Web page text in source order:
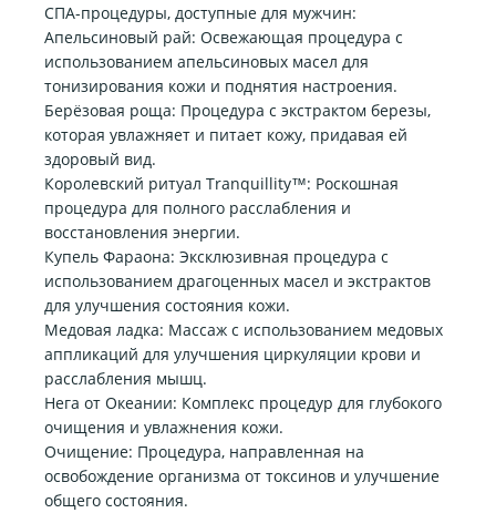
СПА-процедуры, доступные для мужчин:
Апельсиновый рай: Освежающая процедура с
использованием апельсиновых масел для
тонизирования кожи и поднятия настроения.
Берёзовая роща: Процедура с экстрактом березы,
которая увлажняет и питает кожу, придавая ей
здоровый вид.
Королевский ритуал Tranquillity™: Роскошная
процедура для полного расслабления и
восстановления энергии.
Купель Фараона: Эксклюзивная процедура с
использованием драгоценных масел и экстрактов
для улучшения состояния кожи.
Медовая ладка: Массаж с использованием медовых
аппликаций для улучшения циркуляции крови и
расслабления мышц.
Нега от Океании: Комплекс процедур для глубокого
очищения и увлажнения кожи.
Очищение: Процедура, направленная на
освобождение организма от токсинов и улучшение
общего состояния.